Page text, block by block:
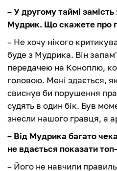
– У другому таймі
Мудрик. Що скажете про
– Не хочу нікого
буде з Мудрика. Він
передачею на Коноплю,
головою. Мені здається,
свиснув би порушення
судять в один бік. Був
знесли нашого гравця, а
– Від Мудрика багато
не вдається показати
– Його не навчили